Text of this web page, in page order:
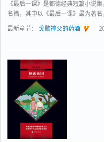
《最后一课》是都德经典短篇小说
名篇，其中以《最后一课》最为著
最新章节： 戈歇神父的药酒